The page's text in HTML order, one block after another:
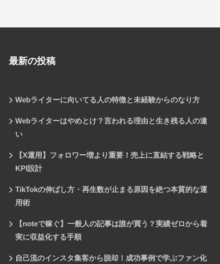
最新の投稿
Webライターに向いてる人の特徴と未経験からのなり方
Webライターはやめとけ？言われる理由と生き残る人の違
い
【X運用】フォロワー増より重要！売上に直結する戦略と
KPI設計
TikTokの伸ばし方・再生数が止まる原因を絶つ本質的な運
用術
【noteで稼ぐ】一般人の記事は誰が買う？実績ゼロから着
実に収益化する手順
自己流のインスタ集客から脱却！成功事例で学ぶファン化